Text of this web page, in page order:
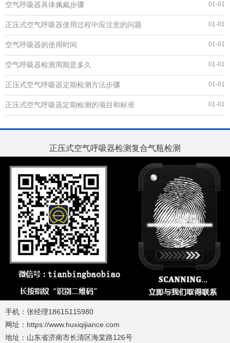
空气呼吸器具体佩戴步骤 01-01
正压式空气呼吸器使用过程中应注意的问题 01-01
空气呼吸器的使用时间 01-01
空气呼吸器检测周期是多久 01-01
正压式空气呼吸器定期检测方法步骤 01-01
正压式空气呼吸器定期检测的项目和标准 01-01
正压式空气呼吸器检测复合气瓶检测
手机：张经理18615115980
网址：https://www.huxiqijiance.com
地址：山东省济南市长清区海棠路126号